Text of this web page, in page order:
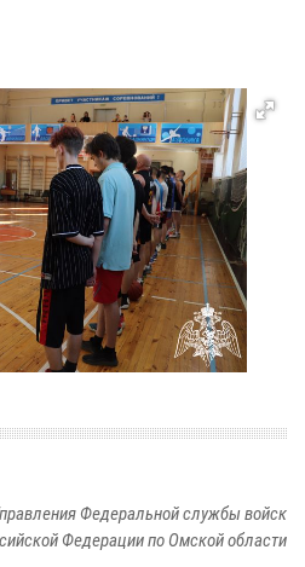
Федеральной службы войск
Федерации по Омской области